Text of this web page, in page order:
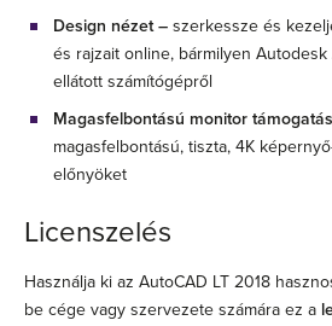
Design nézet– szerkessze és
és rajzait online, bármilyen
ellátott számítógépről
Magasfelbontású monitor támogatás
magasfelbontású, tiszta, 4K
előnyöket
Licenszelés
Használja ki az AutoCAD LT 2018
be cége vagy szervezete számára ez a